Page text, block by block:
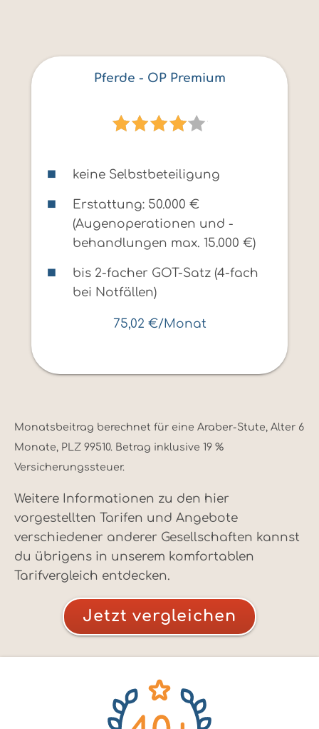
Pferde - OP Premium
keine Selbstbeteiligung
Erstattung: 50.000 €
(Augenoperationen und -
behandlungen max. 15.000 €)
bis 2-facher GOT-Satz (4-fach
bei Notfällen)
75,02 €/Monat
Monatsbeitrag berechnet für eine Araber-Stute, Alter 6
Monate, PLZ 99510. Betrag inklusive 19 %
Versicherungssteuer.
Weitere Informationen zu den hier
vorgestellten Tarifen und Angebote
verschiedener anderer Gesellschaften kannst
du übrigens in unserem komfortablen
Tarifvergleich entdecken.
Jetzt vergleichen